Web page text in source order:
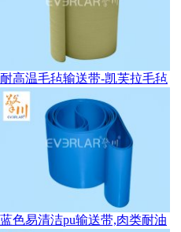
耐高温毛毡输送带-凯芙拉毛毡
蓝色易清洁pu输送带,肉类耐油